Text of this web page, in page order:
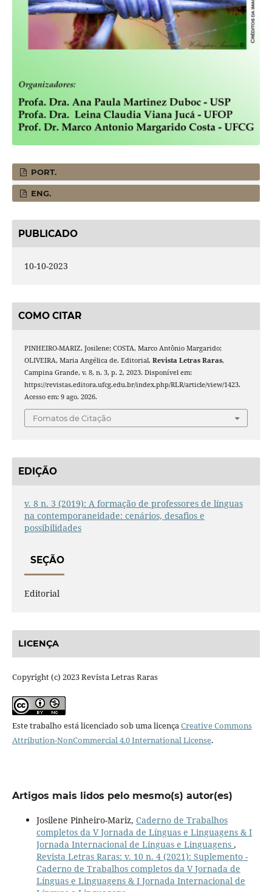
PORT.
ENG.
PUBLICADO
10-10-2023
COMO CITAR
PINHEIRO-MARIZ, Josilene; COSTA, Marco Antônio Margarido;
OLIVEIRA, Maria Angélica de. Editorial. Revista Letras Raras,
Campina Grande, v. 8, n. 3, p. 2, 2023. Disponível em:
https://revistas.editora.ufcg.edu.br/index.php/RLR/article/view/1423.
Acesso em: 9 ago. 2026.
Fomatos de Citação
EDIÇÃO
v. 8 n. 3 (2019): A formação de professores de línguas
na contemporaneidade: cenários, desafios e
possibilidades
SEÇÃO
Editorial
LICENÇA
Copyright (c) 2023 Revista Letras Raras
Este trabalho está licenciado sob uma licença Creative Commons
Attribution-NonCommercial 4.0 International License.
Artigos mais lidos pelo mesmo(s) autor(es)
Josilene Pinheiro-Mariz, Caderno de Trabalhos
completos da V Jornada de Línguas e Linguagens & I
Jornada Internacional de Línguas e Linguagens ,
Revista Letras Raras: v. 10 n. 4 (2021): Suplemento -
Caderno de Trabalhos completos da V Jornada de
Línguas e Linguagens & I Jornada Internacional de